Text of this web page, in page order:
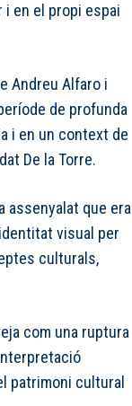
en el propi espai
Andreu Alfaro i
de profunda
i en un context de
De la Torre.
assenyalat que era
visual per
culturals,
com una ruptura
patrimoni cultural